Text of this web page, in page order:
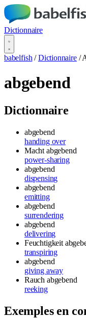
Dictionnaire
babelfish / Dictionnaire /
abgebend
Dictionnaire
abgebend
handing over
Macht abgebend
power-sharing
abgebend
dispensing
abgebend
emitting
abgebend
surrendering
abgebend
delivering
Feuchtigkeit
transpiring
abgebend
giving away
Rauch abgebend
reeking
Exemples en